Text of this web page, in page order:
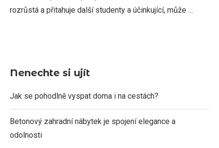
rozrůstá a přitahuje další studenty a účinkující, může …
Nenechte si ujít
Jak se pohodlně vyspat doma i na cestách?
Betonový zahradní nábytek je spojení elegance a
odolnosti